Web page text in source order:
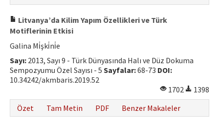
Litvanya’da Kilim Yapım Özellikleri ve Türk
Motiflerinin Etkisi
Galina Mi̇şki̇ni̇e
Sayı: 2013, Sayı 9 - Türk Dünyasında Halı ve Düz Dokuma
Sempozyumu Özel Sayısı - 5 Sayfalar:68-73 DOI:
10.34242/akmbaris.2019.52
1702
1398
Özet
Tam Metin PDF Benzer Makaleler